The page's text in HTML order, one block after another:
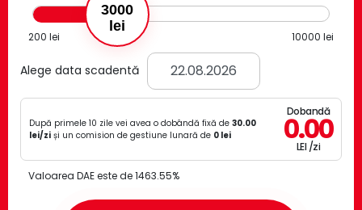
3000
lei
200 lei 10000 lei
Alege data scadentă
După primele 10 zile vei avea o dobândă fixă de 30.00
lei/zi și un comision de gestiune lunară de 0 lei
Dobandă
0.00
LEI /zi
Valoarea DAE este de1463.55%